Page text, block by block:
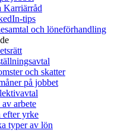
Karriärråd
tips
och löneförhandling
och skatter
på jobbet
arbete
efter yrke
typer av lön